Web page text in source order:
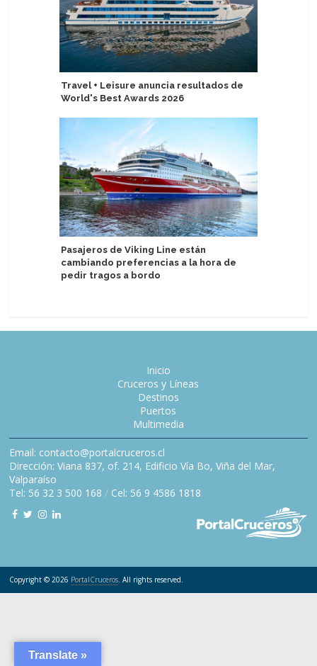
Travel + Leisure anuncia resultados de
World's Best Awards 2026
Pasajeros de Viking Line están
cambiando preferencias a la hora de
pedir tragos a bordo
Inicio
Cruceros y Líneas
Destinos
Puertos
Multimedia
Email: contacto@portalcruceros.cl
Dirección: Viana 837, of. 214, Edificio Vía Bo, Viña del Mar,
Valparaíso
Tel: 56 32 3 500 168 / Cel: 56 9 4586 1818
Copyright © 2026 PortalCruceros. All rights reserved.
Translate »